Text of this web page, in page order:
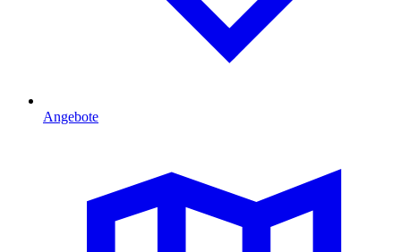
Angebote